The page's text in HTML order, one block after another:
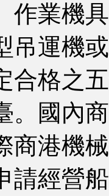
業機具
吊運機
合格之
。國內
商港機
請經營